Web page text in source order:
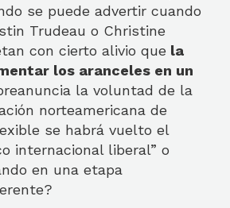
se puede advertir cuando
Trudeau o Christine
con cierto alivio que la
los aranceles en un
la voluntad de la
norteamericana de
se habrá vuelto el
internacional liberal” o
en una etapa